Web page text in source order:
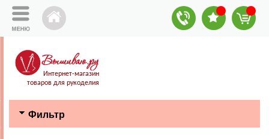
Интернет-магазин
товаров для рукоделия
Фильтр